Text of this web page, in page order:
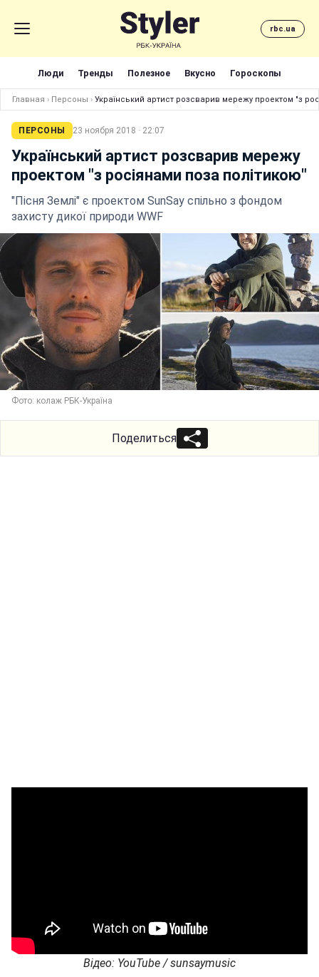
rbc.ua
Люди Тренды Полезное Вкусно Гороскопы
Главная › Персоны › Український артист розсварив мережу проектом "з
ПЕРСОНЫ 23 ноября 2018 · 22:07
Український артист розсварив мережу
проектом "з росіянами поза політикою"
"Пісня Землі" є проектом SunSay спільно з фондом
захисту дикої природи WWF
Фото: колаж РБК-Україна
Поделиться
Відео: YouTube / sunsaymusic